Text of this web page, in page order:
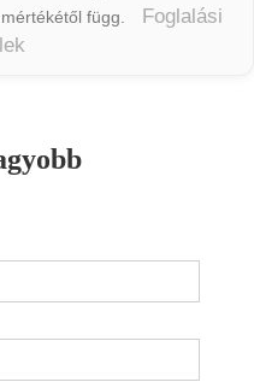
függ.
Foglalási